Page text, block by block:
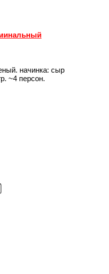
начинка: сыр
~4 персон.